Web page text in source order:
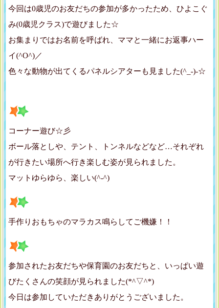
今回は0歳児のお友だちの参加が多かったため、ひよこぐ
み(0歳児クラス)で遊びました☆
お集まりではお名前を呼ばれ、ママと一緒にお返事ハー
イ(^O^)／
色々な動物が出てくるパネルシアターも見ました(^_-)-☆
コーナー遊び☆彡
ボール落としや、テント、トンネルなどなど…それぞれ
が行きたい場所へ行き楽しむ姿が見られました。
マットゆらゆら、楽しい(^-^)
手作りおもちゃのマラカス鳴らしてご機嫌！！
参加されたお友だちや保育園のお友だちと、いっぱい遊
びたくさんの笑顔が見られました(*^▽^*)
今日は参加していただきありがとうございました。